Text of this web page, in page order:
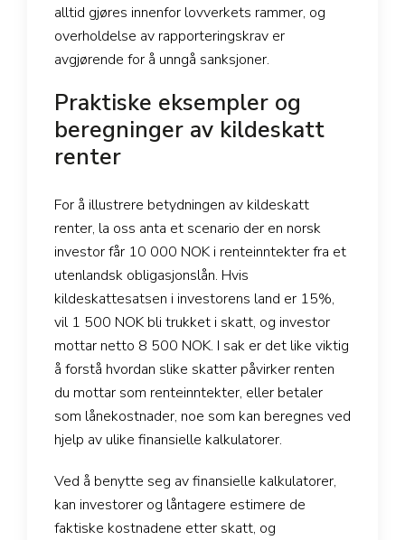
alltid gjøres innenfor lovverkets rammer, og
overholdelse av rapporteringskrav er
avgjørende for å unngå sanksjoner.
Praktiske eksempler og
beregninger av kildeskatt
renter
For å illustrere betydningen av kildeskatt
renter, la oss anta et scenario der en norsk
investor får 10 000 NOK i renteinntekter fra et
utenlandsk obligasjonslån. Hvis
kildeskattesatsen i investorens land er 15%,
vil 1 500 NOK bli trukket i skatt, og investor
mottar netto 8 500 NOK. I sak er det like viktig
å forstå hvordan slike skatter påvirker renten
du mottar som renteinntekter, eller betaler
som lånekostnader, noe som kan beregnes ved
hjelp av ulike finansielle kalkulatorer.
Ved å benytte seg av finansielle kalkulatorer,
kan investorer og låntagere estimere de
faktiske kostnadene etter skatt, og